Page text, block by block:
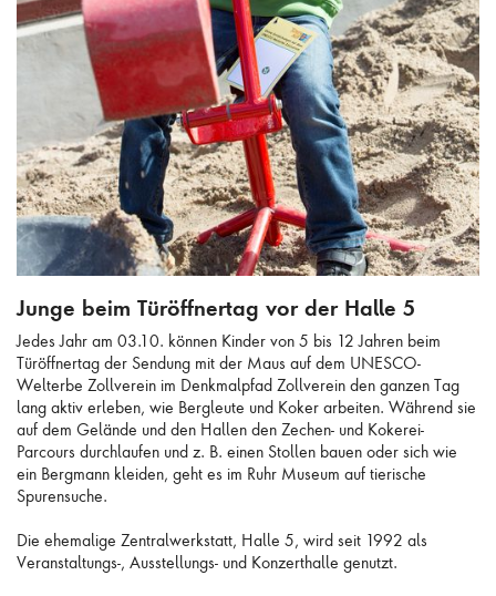
Junge beim Türöffnertag vor der Halle 5
Jedes Jahr am 03.10. können Kinder von 5 bis 12 Jahren beim
Türöffnertag der Sendung mit der Maus auf dem UNESCO-
Welterbe Zollverein im Denkmalpfad Zollverein den ganzen Tag
lang aktiv erleben, wie Bergleute und Koker arbeiten. Während sie
auf dem Gelände und den Hallen den Zechen- und Kokerei-
Parcours durchlaufen und z. B. einen Stollen bauen oder sich wie
ein Bergmann kleiden, geht es im Ruhr Museum auf tierische
Spurensuche.
Die ehemalige Zentralwerkstatt, Halle 5, wird seit 1992 als
Veranstaltungs-, Ausstellungs- und Konzerthalle genutzt.